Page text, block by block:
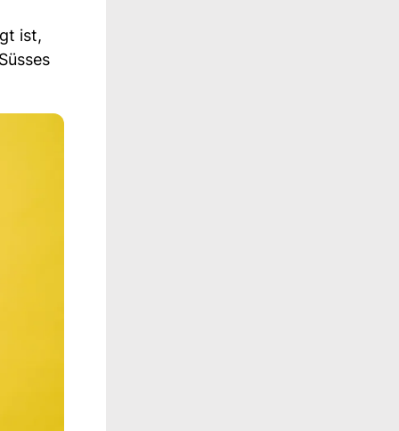
ist,